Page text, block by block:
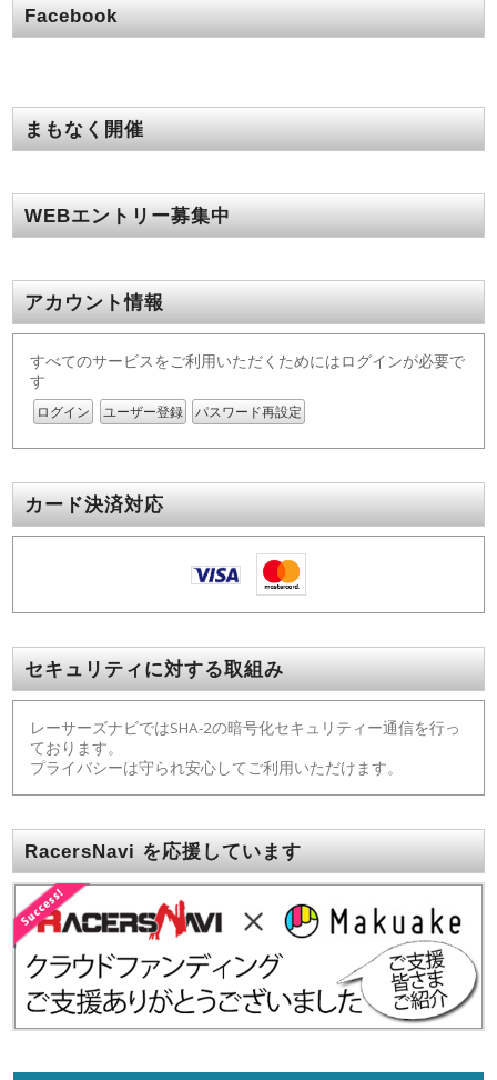
Facebook
まもなく開催
WEBエントリー募集中
アカウント情報
すべてのサービスをご利用いただくためにはログインが必要で
す
ログイン ユーザー登録 パスワード再設定
カード決済対応
セキュリティに対する取組み
レーサーズナビではSHA-2の暗号化セキュリティー通信を行っ
ております。
プライバシーは守られ安心してご利用いただけます。
RacersNavi を応援しています